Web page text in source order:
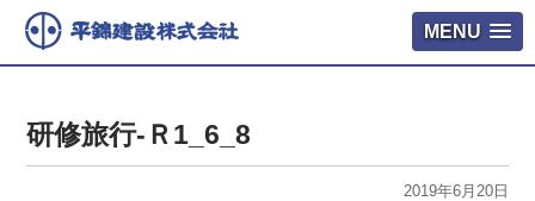
MENU
研修旅行-Ｒ1_6_8
2019年6月20日